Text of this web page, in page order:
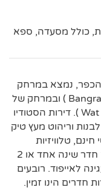
כולל מסעדה, ספא
הכפר, נמצא במרחק
של 15 דקות הליכה מחוף באנג ראק ( Bangrak ) ובמרחק של
3 ק"מ ממקדש וואט פרה יאי ( Wat Phra Yai ). דירות הסטודיו
וריהוט מעץ טיק
טלוויזיות
בעלות מסך שטוח ומיני בר. הסוויטות עם חדר שינה אחד או 2
לאייפוד. רובעים
חדרים הינו זמין.